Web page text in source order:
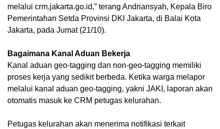
melalui crm.jakarta.go.id,” terang Andriansyah, Kepala Biro
Pemerintahan Setda Provinsi DKI Jakarta, di Balai Kota
Jakarta, pada Jumat (21/10).
Bagaimana Kanal Aduan Bekerja
Kanal aduan geo-tagging dan non-geo-tagging memiliki
proses kerja yang sedikit berbeda. Ketika warga melapor
melalui kanal aduan geo-tagging, yakni JAKI, laporan akan
otomatis masuk ke CRM petugas kelurahan.
Petugas kelurahan akan menerima notifikasi terkait